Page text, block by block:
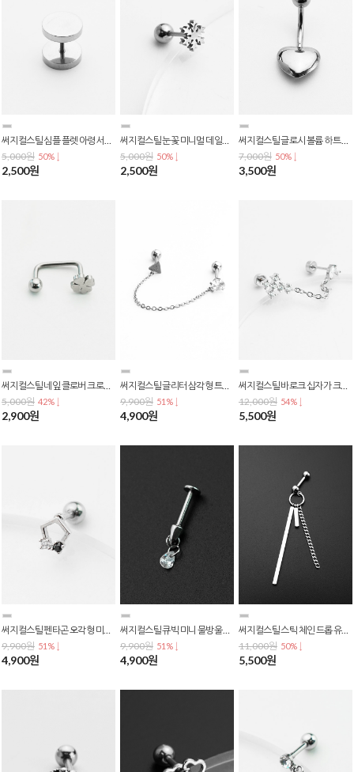
5,000원 50% ↓
2,500원
5,000원 50% ↓
2,500원
7,000원 50% ↓
3,500원
써지컬스틸 네잎 클로버 크로버 포인트 디귿자 투볼링 피어싱 P-0790
5,000원 42% ↓
2,900원
써지컬스틸 글리터 삼각형 트라이앵글 큐빅 체인 투핀 투홀 바벨 피어싱 P-0789
9,900원 51% ↓
4,900원
써지컬스틸 바로크 십자가 크로스 하트 큐빅 체인 투핀 투홀 피어싱 P-0788
12,000원 54% ↓
5,500원
써지컬스틸 펜타곤 오각형 미니 큐빅 포인트 바벨 피어싱 P-0787
9,900원 51% ↓
4,900원
써지컬스틸 큐빅 미니 물방울 피어싱 드롭 라블렛 피어싱 P-0784
9,900원 51% ↓
4,900원
써지컬스틸 스틱 체인 드롭 유니크 언발 포인트 피어싱 p-0783
11,000원 50% ↓
5,500원